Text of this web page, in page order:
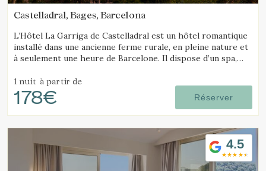
Castelladral, Bages, Barcelona
L’Hôtel La Garriga de Castelladral est un hôtel romantique
installé dans une ancienne ferme rurale, en pleine nature et
à seulement une heure de Barcelone. Il dispose d’un spa,
1 nuit à partir de
178€ Réserver
4.5